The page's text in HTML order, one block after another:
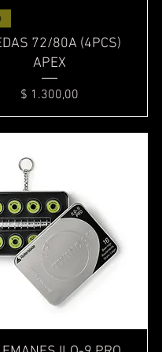
72/80A (4PCS)
APEX
Precio
$ 1.300,00
Vista rápida